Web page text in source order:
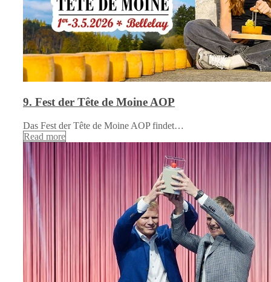
9. Fest der Tête de Moine AOP
Das Fest der Tête de Moine AOP findet…
Read more